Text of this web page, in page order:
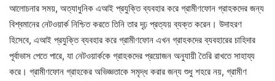
আলোচনার সময়, অত্যাধুনিক এআই প্রযুক্তি ব্যবহার করে গ্রামীণফোন গ্রাহকদের জন্য
বিশ্বমানের নেটওয়ার্ক নিশ্চিত করতে তিনি তার দৃঢ় প্রত্যয় ব্যক্ত করেন। উদাহরণ
হিসেবে, এআই প্রযুক্তি ব্যবহার করে গ্রামীণফোন এখন গ্রাহকদের ব্যবহারের চাহিদার
পূর্বাভাস পেতে পারে, যা নেটওয়ার্ককে গ্রাহকদের প্রয়োজন অনুযায়ী তৈরি রাখতে সাহায্য
করে। গ্রামীণফোন গ্রাহকের অভিজ্ঞতাকে সমৃদ্ধ করার জন্য শুধু শহরে নয়, গ্রামীণ